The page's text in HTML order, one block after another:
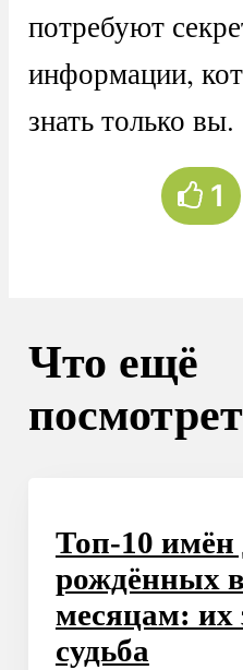
потребуют
информации,
знать только вы.
1
Что ещё
Топ-10 имён
рождённых
месяцам: их
судьба